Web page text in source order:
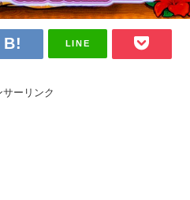
LINE
サーリンク